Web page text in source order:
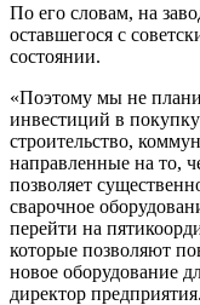
По его словам, на
оставшегося с
состоянии.
«Поэтому мы не
инвестиций в
строительство,
направленные на то,
позволяет
сварочное
перейти на
которые позволяют
новое оборудование
директор предприятия.